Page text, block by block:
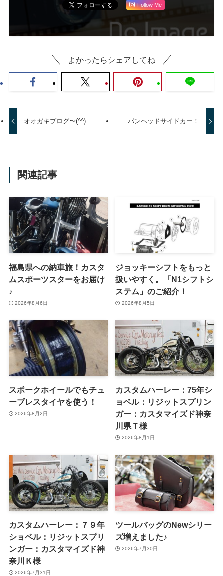
Follow Me
よかったらシェアしてね
オオガキブログ〜(^^) パンヘッドサイドカー！
関連記事
福島県への納車旅！カスタ
ムスポーツスターをお届け
♪
2026年8月6日
ジョッキーシフトをもっと
扱いやすく。「N1シフトシ
ステム」のご紹介！
2026年8月5日
スポークホイールでもチュ
ーブレスタイヤを使う！
2026年8月2日
カスタムハーレー：75年シ
ョベル：リジットスプリン
ガー：カスタマイズド神奈
川県Ｔ様
2026年8月1日
カスタムハーレー：７９年
ショベル：リジットスプリ
ンガー：カスタマイズド神
奈川Ｋ様
2026年7月31日
ツールバッグのNewシリー
ズ増えました♪
2026年7月30日